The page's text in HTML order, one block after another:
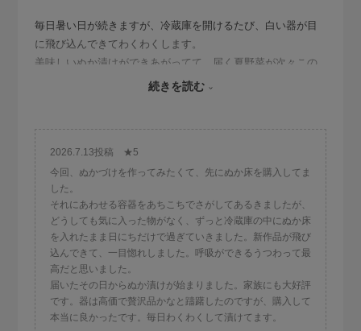
毎日暑い日が続きますが、冷蔵庫を開けるたび、白い器が目
に飛び込んできてわくわくします。
美味しいぬか漬けができあがってて、届く夏野菜が次々この
器の中で眠ります。壺を触った感触もほっとします。
続きを読む
2026.7.13投稿 ★5
今回、ぬかづけを作ってみたくて、先にぬか床を購入してま
した。
それにあわせる容器をあちこちでさがしてあるきましたが、
どうしても気に入った物がなく、ずっと冷蔵庫の中にぬか床
を入れたまま日にちだけで過ぎていきました。新作品が飛び
込んできて、一目惚れしました。呼吸ができるうつわって最
高だと思いました。
届いたその日からぬか漬けが始まりました。家族にも大好評
です。器は高価で贅沢品かなと躊躇したのですが、購入して
本当に良かったです。毎日わくわくして漬けてます。